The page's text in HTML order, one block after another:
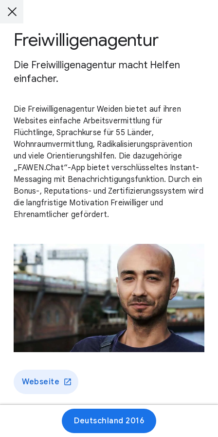
Freiwilligenagentur
Die Freiwilligenagentur macht Helfen
einfacher.
Die Freiwilligenagentur Weiden bietet auf ihren
Websites einfache Arbeitsvermittlung für
Flüchtlinge, Sprachkurse für 55 Länder,
Wohnraumvermittlung, Radikalisierungsprävention
und viele Orientierungshilfen. Die dazugehörige
„FAWEN.Chat“-App bietet verschlüsseltes Instant-
Messaging mit Benachrichtigungsfunktion. Durch ein
Bonus-, Reputations- und Zertifizierungssystem wird
die langfristige Motivation Freiwilliger und
Ehrenamtlicher gefördert.
Webseite
Deutschland 2016